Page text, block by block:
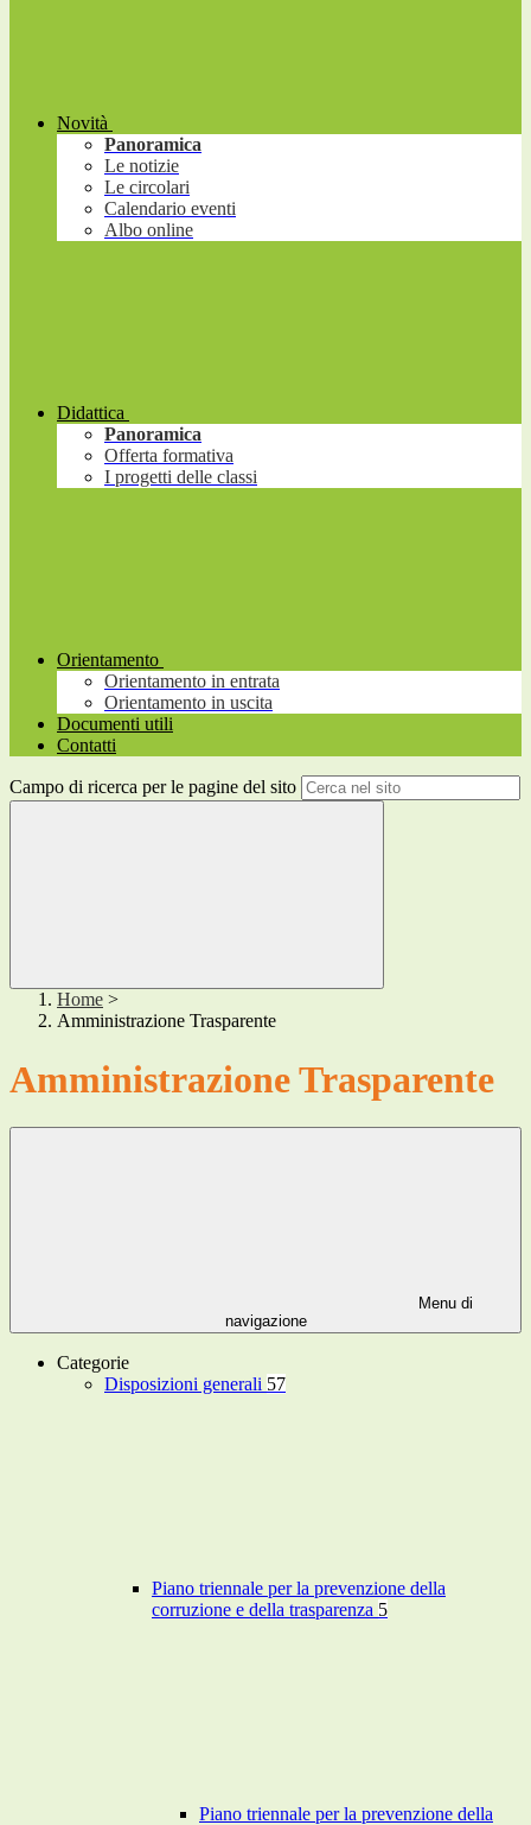
Novità
Panoramica
Le notizie
Le circolari
Calendario eventi
Albo online
Didattica
Panoramica
Offerta formativa
I progetti delle classi
Orientamento
Orientamento in entrata
Orientamento in uscita
Documenti utili
Contatti
Campo di ricerca per le pagine del sito
Home >
Amministrazione Trasparente
Amministrazione Trasparente
Menu di
navigazione
Categorie
Disposizioni generali 57
Piano triennale per la prevenzione della
corruzione e della trasparenza 5
Piano triennale per la prevenzione della